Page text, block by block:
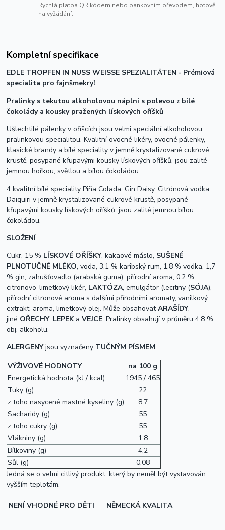
Rychlá platba QR kódem nebo bankovním převodem, hotově
na vyžádání.
Kompletní specifikace
EDLE TROPFEN IN NUSS WEISSE SPEZIALITÄTEN - Prémiová
specialita pro fajnšmekry!
Pralinky s tekutou alkoholovou náplní s polevou z bílé
čokolády a kousky pražených lískových oříšků
Ušlechtilé pálenky v oříšcích jsou velmi speciální alkoholovou
pralinkovou specialitou. Kvalitní ovocné likéry, ovocné pálenky,
klasické brandy a bílé speciality v jemně krystalizované cukrové
krustě, posypané křupavými kousky lískových oříšků, jsou zalité
jemnou hořkou, světlou a bílou čokoládou.
4 kvalitní bílé speciality Piña Colada, Gin Daisy, Citrónová vodka,
Daiquiri v jemně krystalizované cukrové krustě, posypané
křupavými kousky lískových oříšků, jsou zalité jemnou bílou
čokoládou.
SLOŽENÍ:
Cukr, 15 % LÍSKOVÉ OŘÍŠKY,kakaové máslo, SUŠENÉ
PLNOTUČNÉ MLÉKO, voda, 3,1 % karibský rum, 1,8 % vodka, 1,7
% gin, zahušťovadlo (arabská guma), přírodní aroma, 0,2 %
citronovo-limetkový likér, LAKTÓZA, emulgátor (lecitiny (SÓJA),
přírodní citronové aroma s dalšími přírodními aromaty,vanilkový
extrakt, aroma, limetkový olej. Může obsahovatARAŠÍDY,
jiné OŘECHY, LEPEKaVEJCE.Pralinky obsahují v průměru 4,8 %
obj. alkoholu.
ALERGENYjsou vyznačeny TUČNÝM PÍSMEM
VÝŽIVOVÉ HODNOTY
na 100 g
Energetická hodnota (kJ / kcal)
1945 / 465
Tuky (g)
22
z toho nasycené mastné kyseliny (g)
8,7
Sacharidy (g)
55
z toho cukry (g)
55
Vlákniny (g)
1,8
Bílkoviny (g)
4,2
Sůl (g)
0,08
Jedná se o velmi citlivý produkt, který by neměl být vystavován
vyšším teplotám.
NENÍ VHODNÉ PRO DĚTI NĚMECKÁ KVALITA